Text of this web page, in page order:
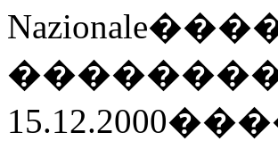
Nazionale
15.12.2000